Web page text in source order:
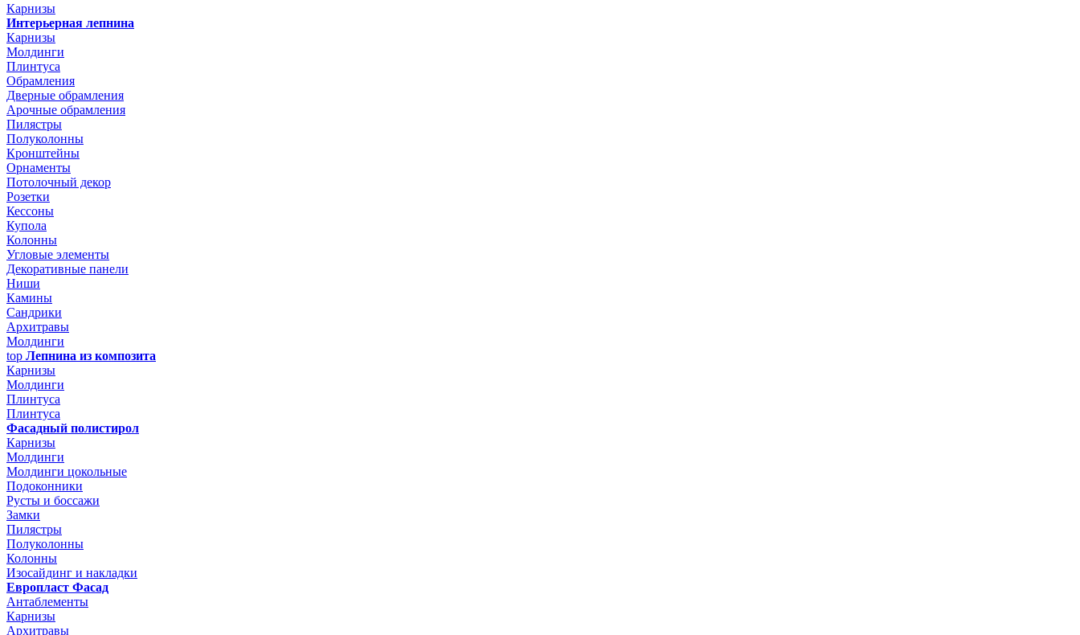
Карнизы
Интерьерная лепнина
Карнизы
Молдинги
Плинтуса
Обрамления
Дверные обрамления
Арочные обрамления
Пилястры
Полуколонны
Кронштейны
Орнаменты
Потолочный декор
Розетки
Кессоны
Купола
Колонны
Угловые элементы
Декоративные панели
Ниши
Камины
Сандрики
Архитравы
Молдинги
top Лепнина из композита
Карнизы
Молдинги
Плинтуса
Плинтуса
Фасадный полистирол
Карнизы
Молдинги
Молдинги цокольные
Подоконники
Русты и боссажи
Замки
Пилястры
Полуколонны
Колонны
Изосайдинг и накладки
Европласт Фасад
Антаблементы
Карнизы
Архитравы